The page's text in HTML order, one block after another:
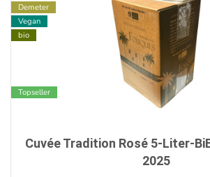
Demeter
Vegan
bio
Topseller
Cuvée Tradition Rosé 5-Liter-
2025